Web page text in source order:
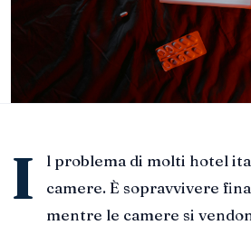
I
l problema di molti hotel
camere. È sopravvivere
mentre le camere si